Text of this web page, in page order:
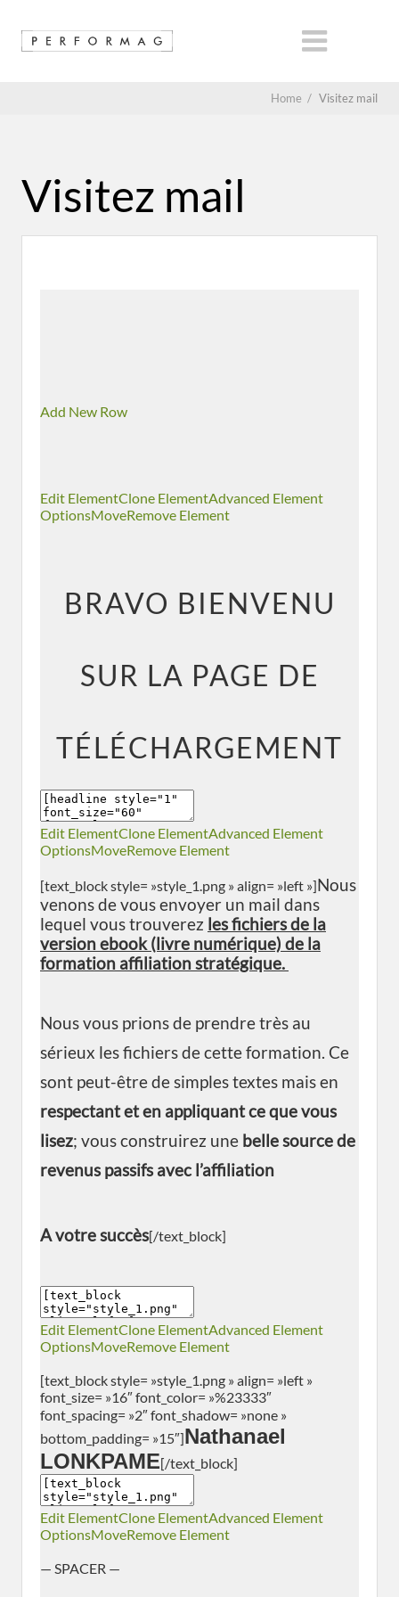
Home / Visitez mail
Visitez mail
Add New Row
Edit ElementClone ElementAdvanced Element
OptionsMoveRemove Element
BRAVO BIENVENU
SUR LA PAGE DE
TÉLÉCHARGEMENT
Edit ElementClone ElementAdvanced Element
OptionsMoveRemove Element
[text_block style= »style_1.png » align= »left »]Nous
venons de vous envoyer un mail dans
lequel vous trouverez les fichiers de la
version ebook (livre numérique) de la
formation affiliation stratégique.
Nous vous prions de prendre très au
sérieux les fichiers de cette formation. Ce
sont peut-être de simples textes mais en
respectant et en appliquant ce que vous
lisez; vous construirez une belle source de
revenus passifs avec l’affiliation
A votre succès[/text_block]
Edit ElementClone ElementAdvanced Element
OptionsMoveRemove Element
[text_block style= »style_1.png » align= »left »
font_size= »16″ font_color= »%23333″
font_spacing= »2″ font_shadow= »none »
bottom_padding= »15″]Nathanael
LONKPAME[/text_block]
Edit ElementClone ElementAdvanced Element
OptionsMoveRemove Element
— SPACER —